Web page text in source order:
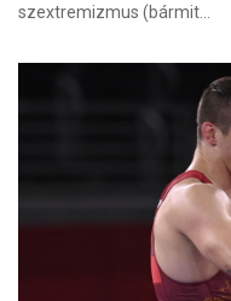
szextremizmus (bármit…